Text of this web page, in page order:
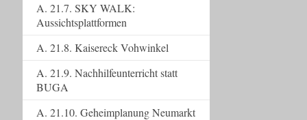
A. 21.7. SKY WALK:
Aussichtsplattformen
A. 21.8. Kaisereck Vohwinkel
A. 21.9. Nachhilfeunterricht statt
BUGA
A. 21.10. Geheimplanung Neumarkt